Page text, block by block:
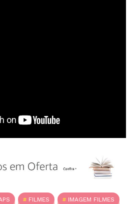
FILMES IMAGEM FILMES